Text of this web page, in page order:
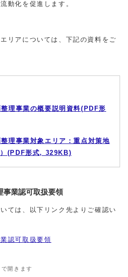
動化を促進します。
リアについては、下記の資料をご
理事業の概要説明資料(PDF形
理事業対象エリア：重点対策地
(PDF形式, 329KB)
事業認可取扱要領
ては、以下リンク先よりご確認い
認可取扱要領
開きます